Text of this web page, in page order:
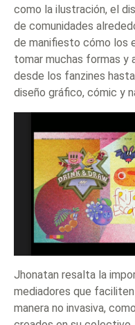
como la ilustración, el
de comunidades
de manifiesto cómo los
tomar muchas formas y
desde los fanzines
diseño gráfico, cómic y
Jhonatan resalta la
mediadores que
manera no invasiva,